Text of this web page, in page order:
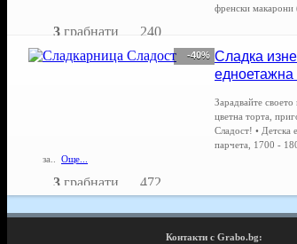
френски макарони
3 грабнати 240
-40% Сладка
едноетажна
Зарадвайте
цветна торта,
Сладост! • Детска
парчета, 1700 -
за.. Още...
3 грабнати 472
Контакти с Grabo.bg: